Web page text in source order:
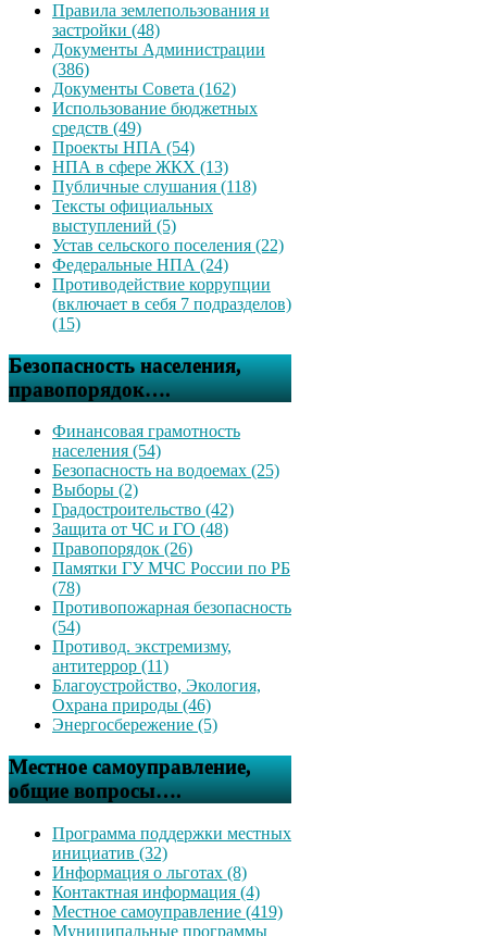
Правила землепользования и
застройки (48)
Документы Администрации
(386)
Документы Совета (162)
Использование бюджетных
средств (49)
Проекты НПА (54)
НПА в сфере ЖКХ (13)
Публичные слушания (118)
Тексты официальных
выступлений (5)
Устав сельского поселения (22)
Федеральные НПА (24)
Противодействие коррупции
(включает в себя 7 подразделов)
(15)
Безопасность населения,
правопорядок….
Финансовая грамотность
населения (54)
Безопасность на водоемах (25)
Выборы (2)
Градостроительство (42)
Защита от ЧС и ГО (48)
Правопорядок (26)
Памятки ГУ МЧС России по РБ
(78)
Противопожарная безопасность
(54)
Противод. экстремизму,
антитеррор (11)
Благоустройство, Экология,
Охрана природы (46)
Энергосбережение (5)
Местное самоуправление,
общие вопросы….
Программа поддержки местных
инициатив (32)
Информация о льготах (8)
Контактная информация (4)
Местное самоуправление (419)
Муниципальные программы